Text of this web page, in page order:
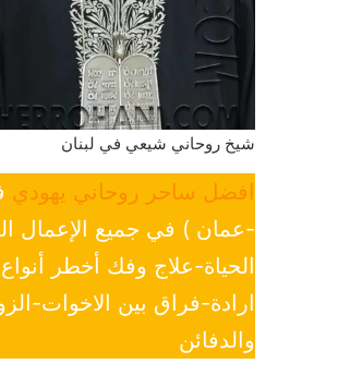
شيخ روحاني شيعي في لبنان
افضل ساحر روحاني يهودي
-عمان ) في جميع الإعمال
الحياة-علاج وفك أخطر
ارادة-فراق بين الاخوات-
والدفائن